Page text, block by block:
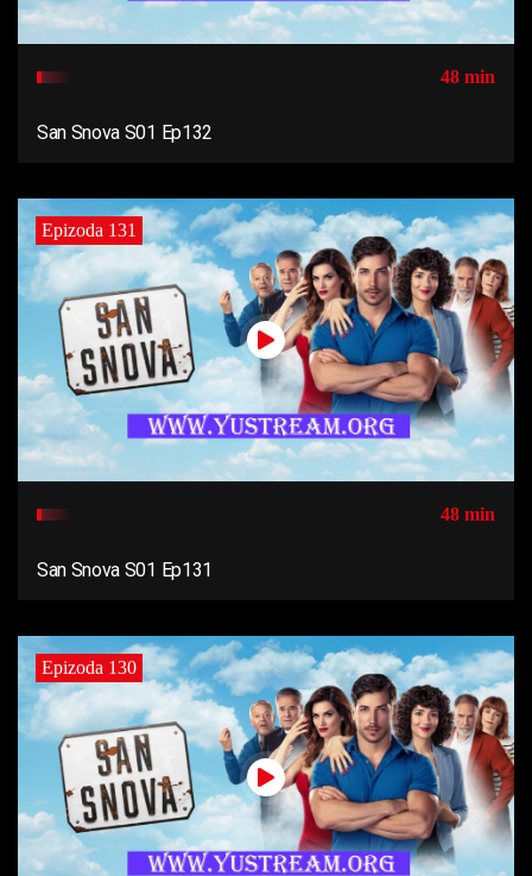
48 min
San Snova S01 Ep132
Epizoda 131
48 min
San Snova S01 Ep131
Epizoda 130